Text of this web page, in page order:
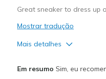
Great sneaker to dress up
Mostrar tradução
Mais detalhes
Em resumo Sim, eu